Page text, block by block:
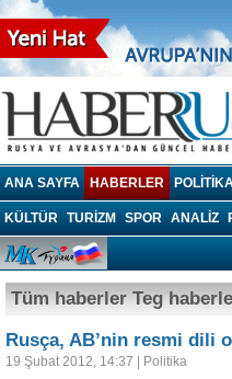
Haberrus.com
ANA SAYFA HABERLER
KÜLTÜR TURIZM SPOR ANALIZ
Tüm haberler Teg
Rusça, AB’nin resmi dili
19 Şubat 2012, 14:37 Politika